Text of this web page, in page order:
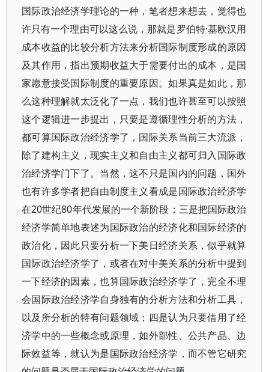
国际政治经济学理论的一种，笔者想来想去，觉得也
许只有一个理由可以这么说，那就是罗伯特·基欧汉用
成本收益的比较分析方法来分析国际制度形成的原因
及其作用，指出预期收益大于需要付出的成本，是国
家愿意接受国际制度的重要原因。如果真是如此，那
么这种理解就太泛化了一点，我们也许甚至可以按照
这个逻辑进一步提出，只要是遵循理性分析的方法，
都可算国际政治经济学了，国际关系当前三大流派，
除了建构主义，现实主义和自由主义都可归入国际政
治经济学门下了。当然，这不只是国内的问题，国外
也有许多学者把自由制度主义看成是国际政治经济学
在20世纪80年代发展的一个新阶段；三是把国际政治
经济学简单地表述为国际政治的经济化和国际经济的
政治化，因此只要分析一下美日经济关系，似乎就算
国际政治经济学了，或者在对中美关系的分析中提到
一下经济的因素，也算国际政治经济学了，完全不理
会国际政治经济学自身独有的分析方法和分析工具，
以及所分析的特有问题领域；四是认为只要借用了经
济学中的一些概念或原理，如外部性、公共产品、边
际效益等，就认为是国际政治经济学，而不管它研究